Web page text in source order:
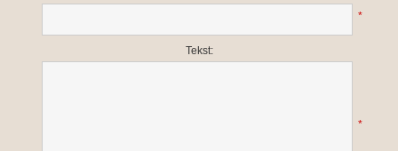
*
Tekst:
*